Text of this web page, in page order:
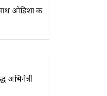
ओडिशा की
अभिनेत्री